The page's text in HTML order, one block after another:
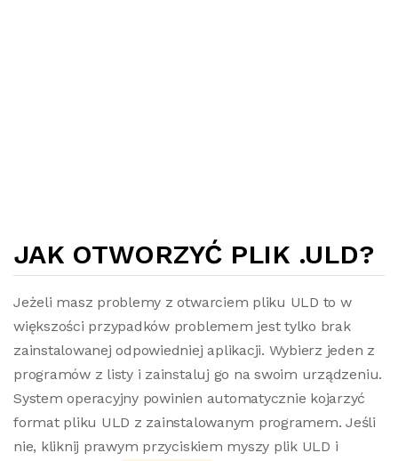
JAK OTWORZYĆ PLIK .ULD?
Jeżeli masz problemy z otwarciem pliku ULD to w
większości przypadków problemem jest tylko brak
zainstalowanej odpowiedniej aplikacji. Wybierz jeden z
programów z listy i zainstaluj go na swoim urządzeniu.
System operacyjny powinien automatycznie kojarzyć
format pliku ULD z zainstalowanym programem. Jeśli
nie, kliknij prawym przyciskiem myszy plik ULD i